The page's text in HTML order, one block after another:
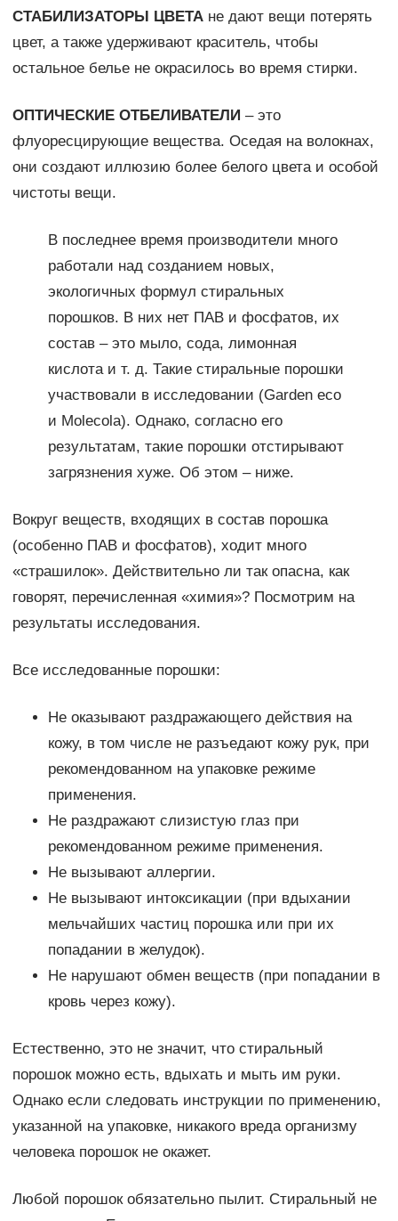
СТАБИЛИЗАТОРЫ ЦВЕТАне дают вещи потерять
цвет, а также удерживают краситель, чтобы
остальное белье не окрасилось во время стирки.
ОПТИЧЕСКИЕ ОТБЕЛИВАТЕЛИ – это
флуоресцирующие вещества. Оседая на волокнах,
они создают иллюзию более белого цвета и особой
чистоты вещи.
В последнее время производители много
работали над созданием новых,
экологичных формул стиральных
порошков. В них нет ПАВ и фосфатов, их
состав – это мыло, сода, лимонная
кислота и т. д. Такие стиральные порошки
участвовали в исследовании (Garden eco
и Molecola). Однако, согласно его
результатам, такие порошки отстирывают
загрязнения хуже. Об этом – ниже.
Вокруг веществ, входящих в состав порошка
(особенно ПАВ и фосфатов), ходит много
«страшилок». Действительно ли так опасна, как
говорят, перечисленная «химия»? Посмотрим на
результаты исследования.
Все исследованные порошки:
Не оказывают раздражающего действия на
кожу, в том числе не разъедают кожу рук, при
рекомендованном на упаковке режиме
применения.
Не раздражают слизистую глаз при
рекомендованном режиме применения.
Не вызывают аллергии.
Не вызывают интоксикации (при вдыхании
мельчайших частиц порошка или при их
попадании в желудок).
Не нарушают обмен веществ (при попадании в
кровь через кожу).
Естественно, это не значит, что стиральный
порошок можно есть, вдыхать и мыть им руки.
Однако если следовать инструкции по применению,
указанной на упаковке, никакого вреда организму
человека порошок не окажет.
Любой порошок обязательно пылит. Стиральный не